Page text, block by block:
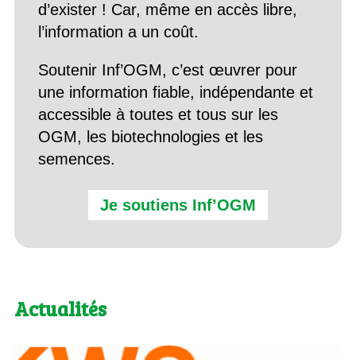
d’exister ! Car, même en accès libre,
l’information a un coût.
Soutenir Inf’OGM, c’est œuvrer pour
une information fiable, indépendante et
accessible à toutes et tous sur les
OGM, les biotechnologies et les
semences.
Je soutiens Inf’OGM
Actualités